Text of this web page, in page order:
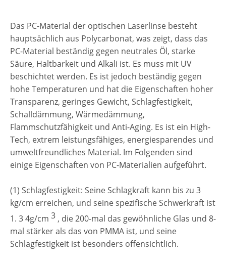
Das PC-Material der optischen Laserlinse besteht
hauptsächlich aus Polycarbonat, was zeigt, dass das
PC-Material beständig gegen neutrales Öl, starke
Säure, Haltbarkeit und Alkali ist. Es muss mit UV
beschichtet werden. Es ist jedoch beständig gegen
hohe Temperaturen und hat die Eigenschaften hoher
Transparenz, geringes Gewicht, Schlagfestigkeit,
Schalldämmung, Wärmedämmung,
Flammschutzfähigkeit und Anti-Aging. Es ist ein High-
Tech, extrem leistungsfähiges, energiesparendes und
umweltfreundliches Material. Im Folgenden sind
einige Eigenschaften von PC-Materialien aufgeführt.
(1) Schlagfestigkeit: Seine Schlagkraft kann bis zu 3
kg/cm erreichen, und seine spezifische Schwerkraft ist
1. 3 4g/cm 3 , die 200-mal das gewöhnliche Glas und 8-
mal stärker als das von PMMA ist, und seine
Schlagfestigkeit ist besonders offensichtlich.